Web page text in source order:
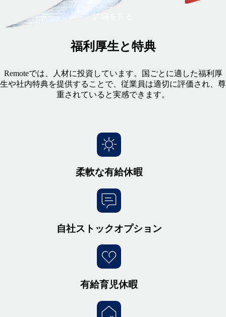
詳細を見る
福利厚生と特典
Remoteでは、人材に投資しています。国ごとに適した福利厚
生や社内特典を提供することで、従業員は適切に評価され、尊
重されていると実感できます。
柔軟な有給休暇
自社ストックオプション
有給育児休暇